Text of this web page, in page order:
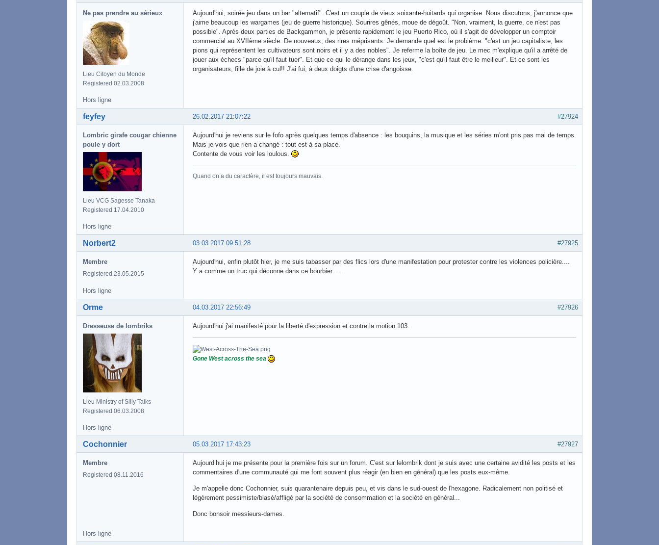
Ne pas prendre au sérieux
Lieu Citoyen du Monde
Registered 02.03.2008
Aujourd'hui, soirée jeu dans un bar "alternatif". C'est un couple de vieux soixante-huitards qui organise. Nous discutons, j'annonce que
j'aime beaucoup les wargames (jeu de guerre historique). Sourires gênés, moue de dégoût. "Non, vraiment, la guerre, ce n'est pas
possible". Après deux parties de Backgammon, je présente rapidement le jeu Puerto Rico, où il s'agit de développer un comptoir
commercial au XVIIème siècle. De nouveaux, des rires méprisants. Je demande quel est le problème: "c'est un jeu capitaliste, les
pions qui représentent les cultivateurs sont noirs et il y a des nobles". Je referme la boîte de jeu. Le mec m'explique qu'il a arrêté de
jouer aux échecs "parce qu'il faut tuer". Et que ce qui le dérange dans les jeux, "c'est qu'il faut être le meilleur". Et ce sont les
organisateurs, fille de joie à cul!! J'ai fui, à deux doigts d'une crise d'angoisse.
Hors ligne
#27924
26.02.2017 21:07:22
feyfey
Lombric girafe cougar chienne
poule y dort
Lieu VCG Sagesse Tanaka
Registered 17.04.2010
Aujourd'hui je reviens sur le fofo après quelques temps d'absence : les bouquins, la musique et les séries m'ont pris pas mal de temps.
Mais je vois que rien a changé : tout est à sa place.
Contente de vous voir les loulous.
Quand on a du caractère, il est toujours mauvais.
Hors ligne
#27925
03.03.2017 09:51:28
Norbert2
Membre
Registered 23.05.2015
Aujourd'hui, enfin plutôt hier, je me suis tabasser par des flics lors d'une manifestation pour protester contre les violences policière....
Y a comme un truc qui déconne dans ce bourbier ....
Hors ligne
#27926
04.03.2017 22:56:49
Orme
Dresseuse de lombriks
Lieu Ministry of Silly Talks
Registered 06.03.2008
Aujourd'hui j'ai manifesté pour la liberté d'expression et contre la motion 103.
Gone West across the sea
Hors ligne
#27927
05.03.2017 17:43:23
Cochonnier
Membre
Registered 08.11.2016
Aujourd’hui je me présente pour la première fois sur un forum. C'est sur lelombrik dont je suis avec une certaine avidité les posts et les
commentaires d'une communauté qui me font souvent plus réagir (en bien en général) que les posts eux-même.
Je m'appelle donc Cochonnier, suis quarantenaire depuis peu, et vis dans le sud-ouest de l'hexagone. Radicalement non politisé et
légèrement pessimiste/blasé/affligé par la société de consommation et la société en général...
Donc bonsoir messieurs-dames.
Hors ligne